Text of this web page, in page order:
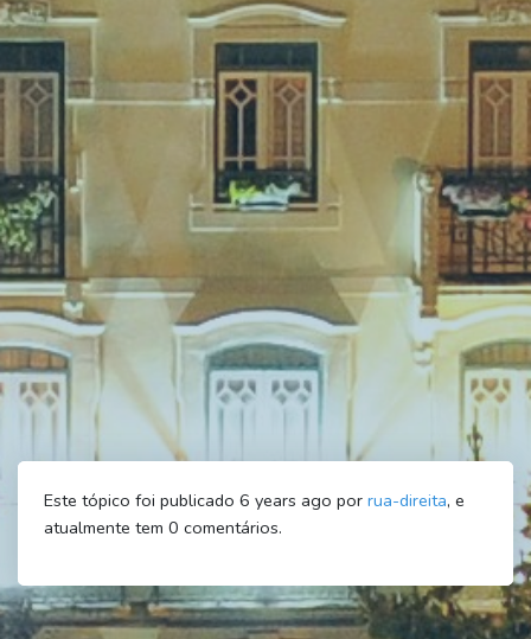
Este tópico foi publicado 6 years ago por rua-direita, e
atualmente tem 0 comentários.